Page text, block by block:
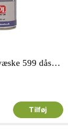
Dana PU-rensevæske 599 dåse med 500 ml
Tilføj